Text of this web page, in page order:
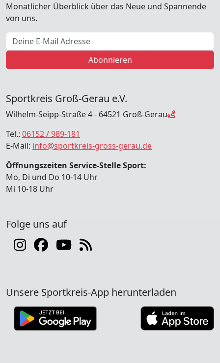
Monatlicher Überblick über das Neue und Spannende
von uns.
E-Mail Adresse
Abonnieren
Sportkreis Groß-Gerau e.V.
Wilhelm-Seipp-Straße 4 - 64521 Groß-Gerau
Tel.: 06152 / 989-181
E-Mail: info@sportkreis-gross-gerau.de
Öffnungszeiten Service-Stelle Sport:
Mo, Di und Do 10-14 Uhr
Mi 10-18 Uhr
Folge uns auf
Unsere Sportkreis-App herunterladen